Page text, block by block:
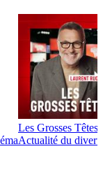
Les Grosses Têtes
Actualité du